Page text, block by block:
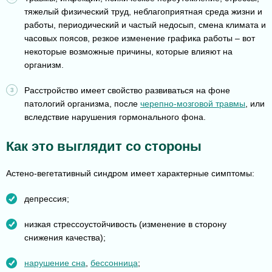
тяжелый физический труд, неблагоприятная среда жизни и
работы, периодический и частый недосып, смена климата и
часовых поясов, резкое изменение графика работы – вот
некоторые возможные причины, которые влияют на
организм.
Расстройство имеет свойство развиваться на фоне
патологий организма, после черепно-мозговой травмы , или
вследствие нарушения гормонального фона.
Как это выглядит со стороны
Астено-вегетативный синдром имеет характерные симптомы:
депрессия;
низкая стрессоустойчивость (изменение в сторону
снижения качества);
нарушение сна бессонница;